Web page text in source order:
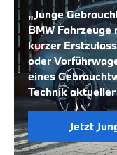
„Junge
BMW
kurzer
oder
eines
Technik
Jetzt